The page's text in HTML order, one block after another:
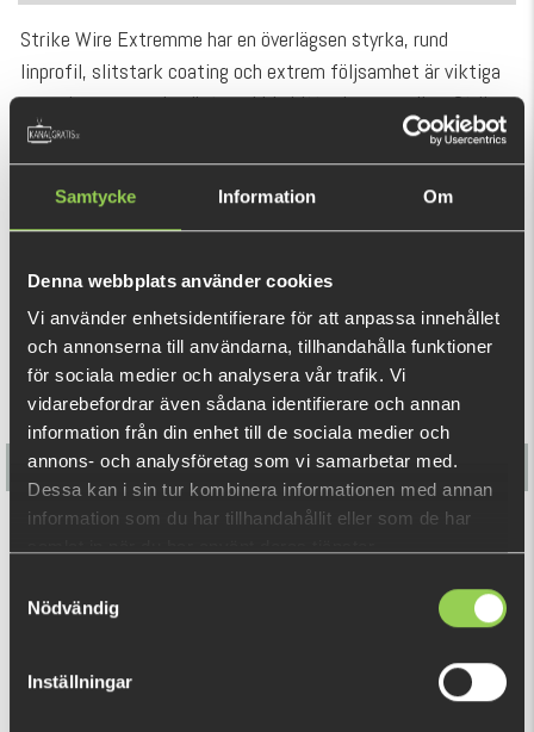
Samtycke Information Om
Denna webbplats använder cookies
Vi använder enhetsidentifierare för att anpassa innehållet
och annonserna till användarna, tillhandahålla funktioner
för sociala medier och analysera vår trafik. Vi
vidarebefordrar även sådana identifierare och annan
information från din enhet till de sociala medier och
annons- och analysföretag som vi samarbetar med.
Dessa kan i sin tur kombinera informationen med annan
information som du har tillhandahållit eller som de har
Nödvändig
Inställningar
Strike Wire Extremme har en överlägsen styrka, rund
linprofil, slitstark coating och extrem följsamhet är viktiga
egenskaper som du nästan aldrig hittar i samma lina. Strike
Wire Extreme är tillverkad av mycket tätt flätade Micro-
fibrer. Linan har en näst intill rund linprofil samt är
superkompakt och vattenavstötande - som i sin tur ger
perfekt linuppläggning och extremt långa kastlängder, med
fiske, t.ex. hårt krävande havsfiske, jerkfiske, mete och
vertikalfiske.
Finns i två storlekar. 0,13mm som håller för 9 kg. 0,36mm
som håller för 30 kg. Håller med andra ord för riktigt stora
fiskar!
VISA MER
REKOMMENDERADE PRODUKTER